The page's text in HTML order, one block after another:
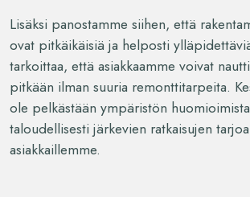
Lisäksi panostamme siihen, että
ovat pitkäikäisiä ja helposti
tarkoittaa, että asiakkaamme voivat
pitkään ilman suuria remonttitarpeita.
ole pelkästään ympäristön
taloudellisesti järkevien ratkaisujen
asiakkaillemme.